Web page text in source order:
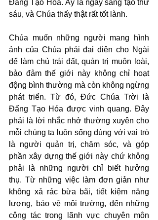
Đấng Tạo Hóa. Ấy là ngày sáng tạo thứ
sáu, và Chúa thấy thật rất tốt lành.
Chúa muốn những người mang hình
ảnh của Chúa phải đại diện cho Ngài
để làm chủ trái đất, quản trị muôn loài,
bảo đảm thế giới này không chỉ hoạt
động bình thường mà còn không ngừng
phát triển. Từ đó, Đức Chúa Trời là
Đấng Tạo Hóa được vinh quang. Đây
phải là lời nhắc nhở thường xuyên cho
mỗi chúng ta luôn sống đúng với vai trò
là người quản trị, chăm sóc, và góp
phần xây dựng thế giới này chứ không
phải là những người chỉ biết hưởng
thụ. Từ những việc làm đơn giản như
không xả rác bừa bãi, tiết kiệm năng
lượng, bảo vệ môi trường, đến những
công tác trong lãnh vực chuyên môn